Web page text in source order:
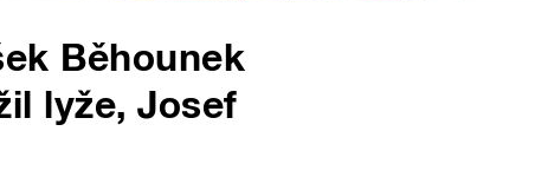
Běhounek
lyže, Josef